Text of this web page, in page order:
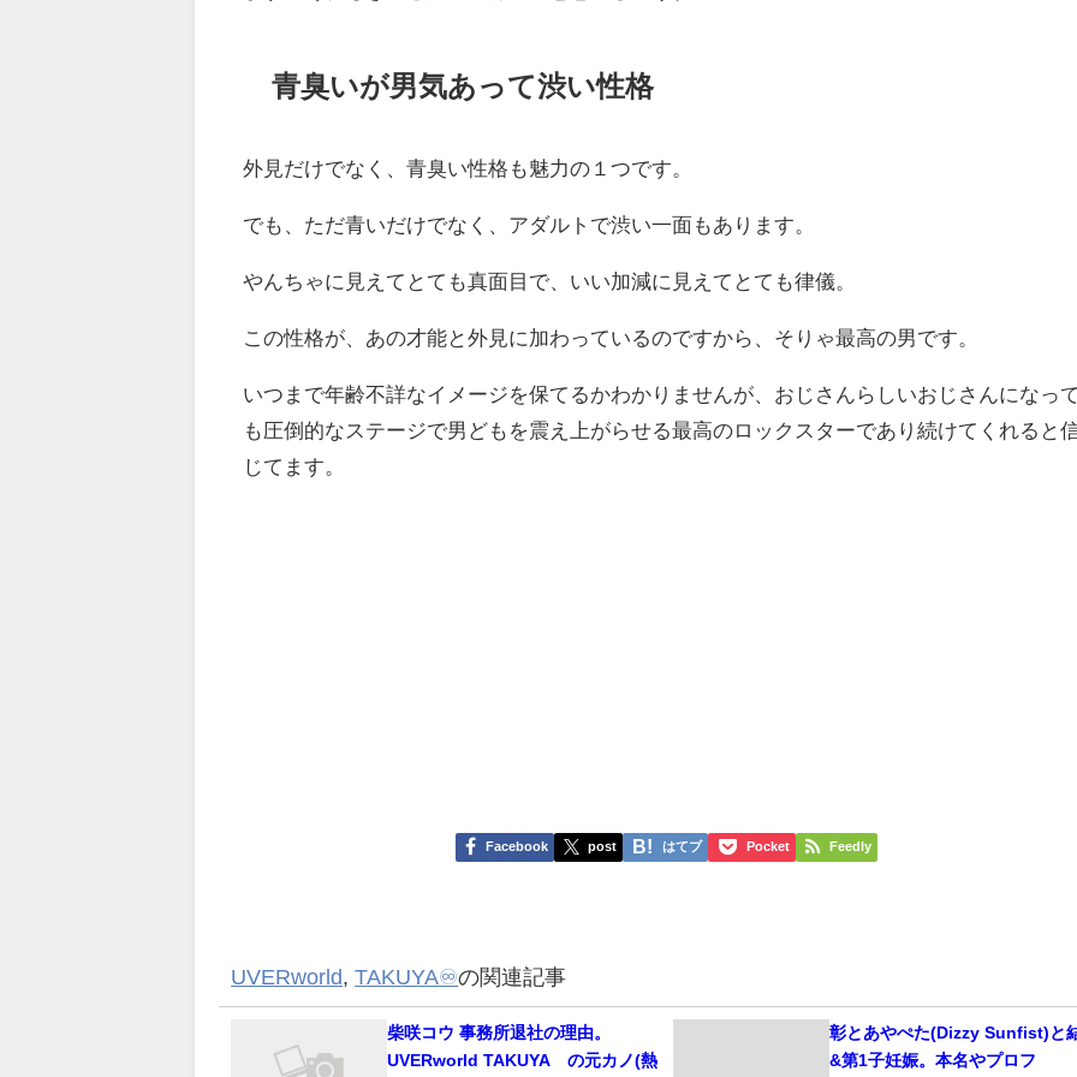
青臭いが男気あって渋い性格
外見だけでなく、青臭い性格も魅力の１つです。
でも、ただ青いだけでなく、アダルトで渋い一面もあります。
やんちゃに見えてとても真面目で、いい加減に見えてとても律儀。
この性格が、あの才能と外見に加わっているのですから、そりゃ最高の男です。
いつまで年齢不詳なイメージを保てるかわかりませんが、おじさんらしいおじさんになっ
も圧倒的なステージで男どもを震え上がらせる最高のロックスターであり続けてくれると
じてます。
Facebook post はてブ Pocket Feedly
UVERworld,TAKUYA♾️の関連記事
柴咲コウ 事務所退社の理由。
UVERworld TAKUYA∞の元カノ(熱
彰とあやぺた(Dizzy Sunfist)と
&第1子妊娠。本名やプロフ